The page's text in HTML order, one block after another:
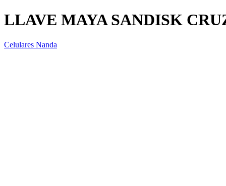
LLAVE MAYA SANDISK
Celulares Nanda